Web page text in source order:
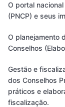
O portal
(PNCP) e seus
O planejamento
Conselhos
Gestão e
dos Conselhos
práticos e
fiscalização.